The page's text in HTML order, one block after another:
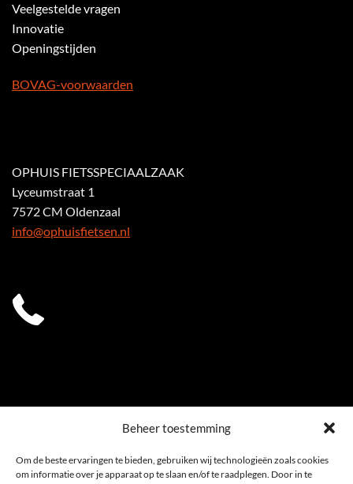
Beheer toestemming
Om de beste ervaringen te bieden, gebruiken wij technologieën zoals cookies
om informatie over je apparaat op te slaan en/of te raadplegen. Door in te
Veelgestelde vragen
Innovatie
Openingstijden
BOVAG-voorwaarden
OPHUIS FIETSSPECIAALZAAK
Lyceumstraat 1
7572 CM Oldenzaal
info@ophuisfietsen.nl
0541 539 353